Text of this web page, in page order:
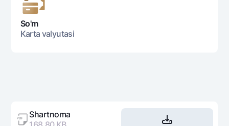
So'm
Karta valyutasi
Shartnoma